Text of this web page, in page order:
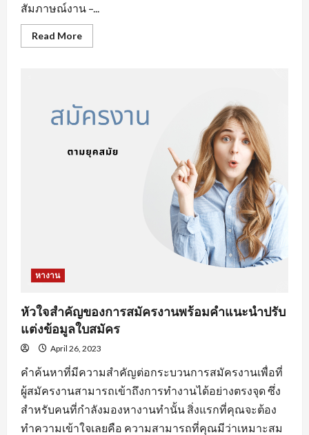
สัมภาษณ์งาน –...
Read MoreRead
more
หา
งาน
จะ
ทำให้
หางาน
หัวใจสำคัญของการสมัครงานพร้อมคำแนะนำปรับ
แต่งข้อมูลใบสมัคร
April 26, 2023
คำค้นหาที่มีความสำคัญต่อกระบวนการสมัครงานเพื่อที่
ผู้สมัครงานสามารถเข้าถึงการทำงานได้อย่างตรงจุด ซึ่ง
สำหรับคนที่กำลังมองหางานทำนั้น สิ่งแรกที่คุณจะต้อง
ทำความเข้าใจเลยคือ ความสามารถที่คุณมีว่าเหมาะสม